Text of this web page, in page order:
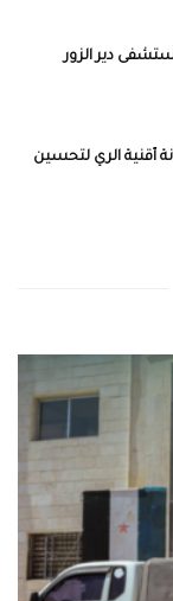
دير الزور
أقنية الري لتحسين